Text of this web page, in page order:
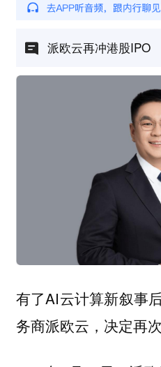
派欧云再冲港股IPO
有了AI云计算新叙事
务商派欧云，决定再